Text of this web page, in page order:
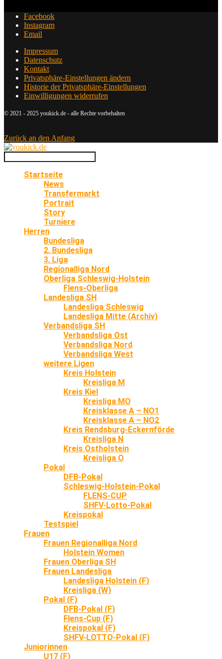
Facebook
Instagram
Email
Impressum
Datenschutz
Kontakt
Privatsphäre-Einstellungen ändern
Historie der Privatsphäre-Einstellungen
Einwilligungen widerrufen
© 2021 - 2025 youkick.de - alle Rechte vorbehalten
Zurück an den Anfang
Startseite
News
Transfermarkt
Portrait
Story
Turniere
Herren
Bundesliga
2. Bundesliga
3. Liga
Regionalliga Nord
Oberliga Schleswig-Holstein
Flens-Oberliga
Landesliga SH
Landesliga Schleswig
Landesliga Mitte (Archiv)
Verbandsliga SH
Verbandsliga Ost
Verbandsliga Nord
Verbandsliga West
weitere Ligen
Kreis Holstein
Kreisliga M
Kreis Kiel
Kreisliga MO
Kreisklasse A – NO1
Kreisklasse A – NO2
Kreis Rendsburg-Eckernförde
Kreisliga N
Kreis Ostholstein
Kreisliga O
Pokal
DFB-Pokal
Schleswig-Holstein-Pokal
FLENS-CUP
SHFV-Lotto-Pokal
Kreispokal
Testspiel
Frauen
Frauen Regionalliga Nord
Holstein Women
Frauen Oberliga SH
Frauen Landesliga
Landesliga Holstein (F)
Kreisliga (W)
Pokal (F)
DFB-Pokal (F)
Flens-Cup (F)
Kreispokal (F)
SHFV-LOTTO-Pokal (F)
Juniorinnen
U17 (F)